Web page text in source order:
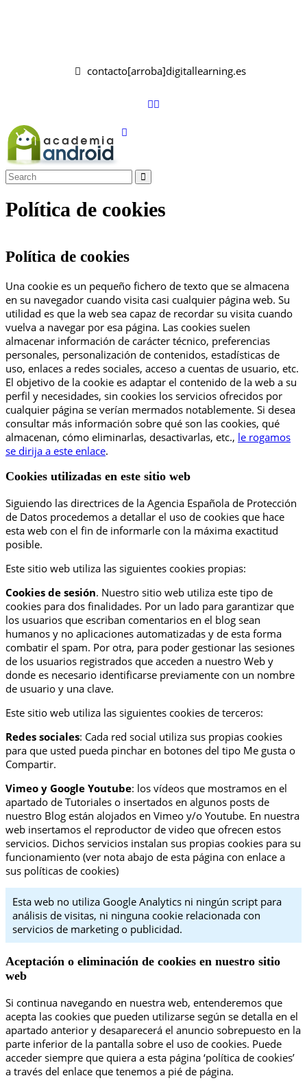
contacto[arroba]digitallearning.es
Política de cookies
Política de cookies
Una cookie es un pequeño fichero de texto que se almacena
en su navegador cuando visita casi cualquier página web. Su
utilidad es que la web sea capaz de recordar su visita cuando
vuelva a navegar por esa página. Las cookies suelen
almacenar información de carácter técnico, preferencias
personales, personalización de contenidos, estadísticas de
uso, enlaces a redes sociales, acceso a cuentas de usuario, etc.
El objetivo de la cookie es adaptar el contenido de la web a su
perfil y necesidades, sin cookies los servicios ofrecidos por
cualquier página se verían mermados notablemente. Si desea
consultar más información sobre qué son las cookies, qué
almacenan, cómo eliminarlas, desactivarlas, etc., le rogamos
se dirija a este enlace.
Cookies utilizadas en este sitio web
Siguiendo las directrices de la Agencia Española de Protección
de Datos procedemos a detallar el uso de cookies que hace
esta web con el fin de informarle con la máxima exactitud
posible.
Este sitio web utiliza las siguientes cookies propias:
Cookies de sesión. Nuestro sitio web utiliza este tipo de
cookies para dos finalidades. Por un lado para garantizar que
los usuarios que escriban comentarios en el blog sean
humanos y no aplicaciones automatizadas y de esta forma
combatir el spam. Por otra, para poder gestionar las sesiones
de los usuarios registrados que acceden a nuestro Web y
donde es necesario identificarse previamente con un nombre
de usuario y una clave.
Este sitio web utiliza las siguientes cookies de terceros:
Redes sociales: Cada red social utiliza sus propias cookies
para que usted pueda pinchar en botones del tipo Me gusta o
Compartir.
Vimeo y Google Youtube: los vídeos que mostramos en el
apartado de Tutoriales o insertados en algunos posts de
nuestro Blog están alojados en Vimeo y/o Youtube. En nuestra
web insertamos el reproductor de video que ofrecen estos
servicios. Dichos servicios instalan sus propias cookies para su
funcionamiento (ver nota abajo de esta página con enlace a
sus políticas de cookies)
Esta web no utiliza Google Analytics ni ningún script para
análisis de visitas, ni ninguna cookie relacionada con
servicios de marketing o publicidad.
Aceptación o eliminación de cookies en nuestro sitio
web
Si continua navegando en nuestra web, entenderemos que
acepta las cookies que pueden utilizarse según se detalla en el
apartado anterior y desaparecerá el anuncio sobrepuesto en la
parte inferior de la pantalla sobre el uso de cookies. Puede
acceder siempre que quiera a esta página ‘política de cookies’
a través del enlace que tenemos a pié de página.